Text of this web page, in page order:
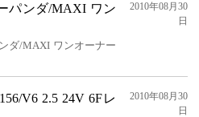
パンダ/MAXI ワン
ダ/MAXI ワンオーナー
2010年08月30
日
V6 2.5 24V 6Fレ
2010年08月30
日